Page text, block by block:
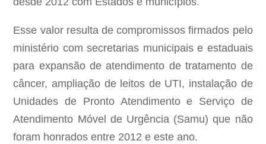
Esse valor resulta de compromissos firmados pelo
ministério com secretarias municipais e estaduais
para expansão de atendimento de tratamento de
câncer, ampliação de leitos de UTI, instalação de
Unidades de Pronto Atendimento e Serviço de
Atendimento Móvel de Urgência (Samu) que não
foram honrados entre 2012 e este ano.